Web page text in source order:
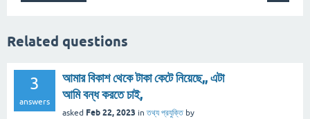
Related questions
3
answers
আমার বিকাশ থেকে টাকা কেটে নিয়েছে,, এটা
আমি বন্ধ করতে চাই,
asked Feb 22, 2023 inতথ্য প্রযুক্তি by